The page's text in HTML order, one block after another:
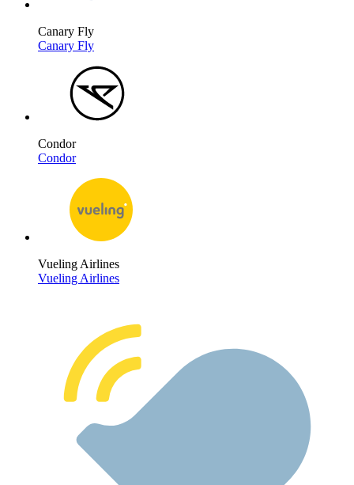
Canary Fly
Canary Fly
Condor
Condor
Vueling Airlines
Vueling Airlines